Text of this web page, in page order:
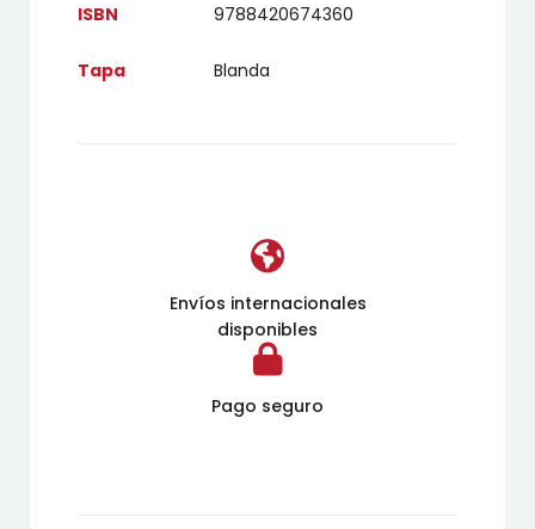
ISBN 9788420674360
Tapa Blanda
Envíos internacionales
disponibles
Pago seguro